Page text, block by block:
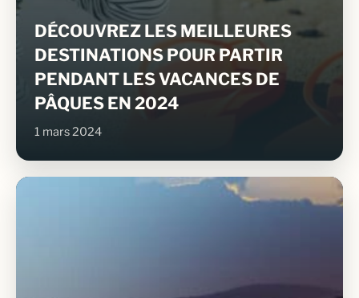
DÉCOUVREZ LES MEILLEURES
DESTINATIONS POUR PARTIR
PENDANT LES VACANCES DE
PÂQUES EN 2024
1 mars 2024